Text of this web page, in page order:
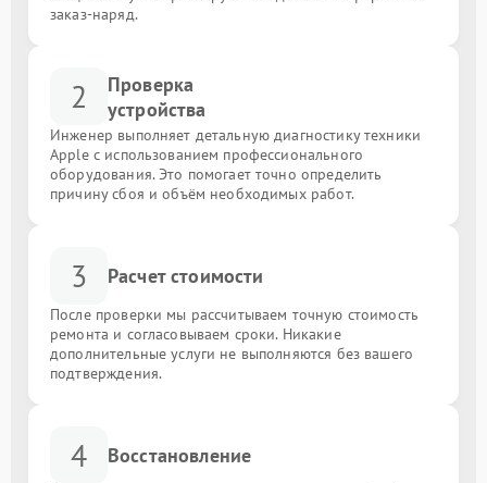
заказ-наряд.
2
Проверка
устройства
Инженер выполняет детальную диагностику техники
Apple с использованием профессионального
оборудования. Это помогает точно определить
причину сбоя и объём необходимых работ.
3 Расчет стоимости
После проверки мы рассчитываем точную стоимость
ремонта и согласовываем сроки. Никакие
дополнительные услуги не выполняются без вашего
подтверждения.
4 Восстановление